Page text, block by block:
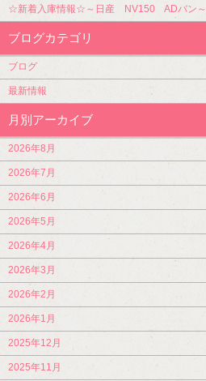
☆新着入庫情報☆～日産 NV150 ADバン～
ブログカテゴリ
ブログ
最新情報
月別アーカイブ
2026年8月
2026年7月
2026年6月
2026年5月
2026年4月
2026年3月
2026年2月
2026年1月
2025年12月
2025年11月